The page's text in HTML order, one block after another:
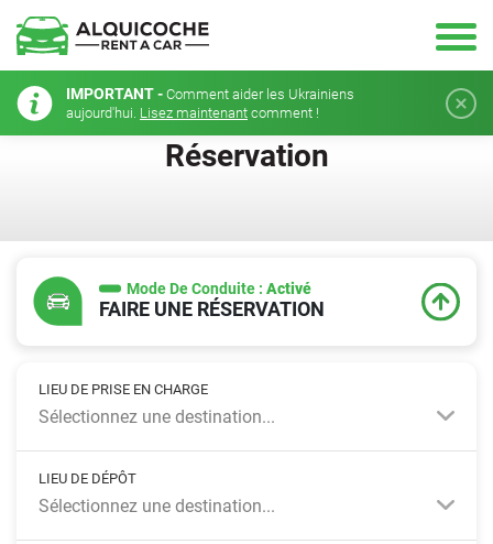
IMPORTANT - Comment aider les Ukrainiens
aujourd'hui. Lisez maintenant comment !
Réservation
Mode De Conduite : Activé
FAIRE UNE RÉSERVATION
LIEU DE PRISE EN CHARGE
Sélectionnez une destination...
LIEU DE DÉPÔT
Sélectionnez une destination...